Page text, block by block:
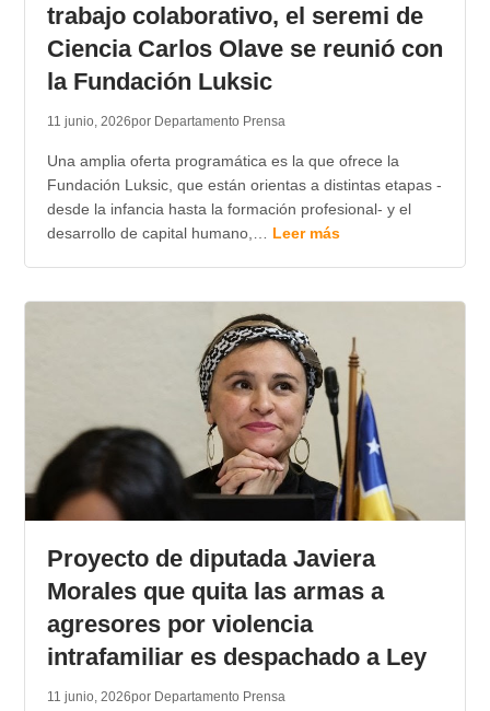
trabajo colaborativo, el seremi de
Ciencia Carlos Olave se reunió con
la Fundación Luksic
11 junio, 2026por Departamento Prensa
Una amplia oferta programática es la que ofrece la
Fundación Luksic, que están orientas a distintas etapas -
desde la infancia hasta la formación profesional- y el
desarrollo de capital humano,… Leer más
Proyecto de diputada Javiera
Morales que quita las armas a
agresores por violencia
intrafamiliar es despachado a Ley
11 junio, 2026por Departamento Prensa